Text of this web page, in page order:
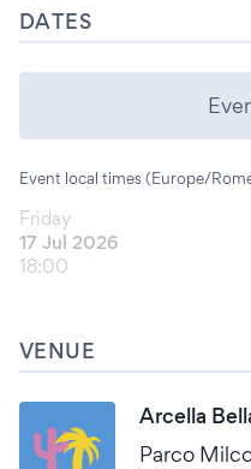
DATES
Event local times (Europe/
Friday
17 Jul 2026
18:00
VENUE
Arcella
Parco